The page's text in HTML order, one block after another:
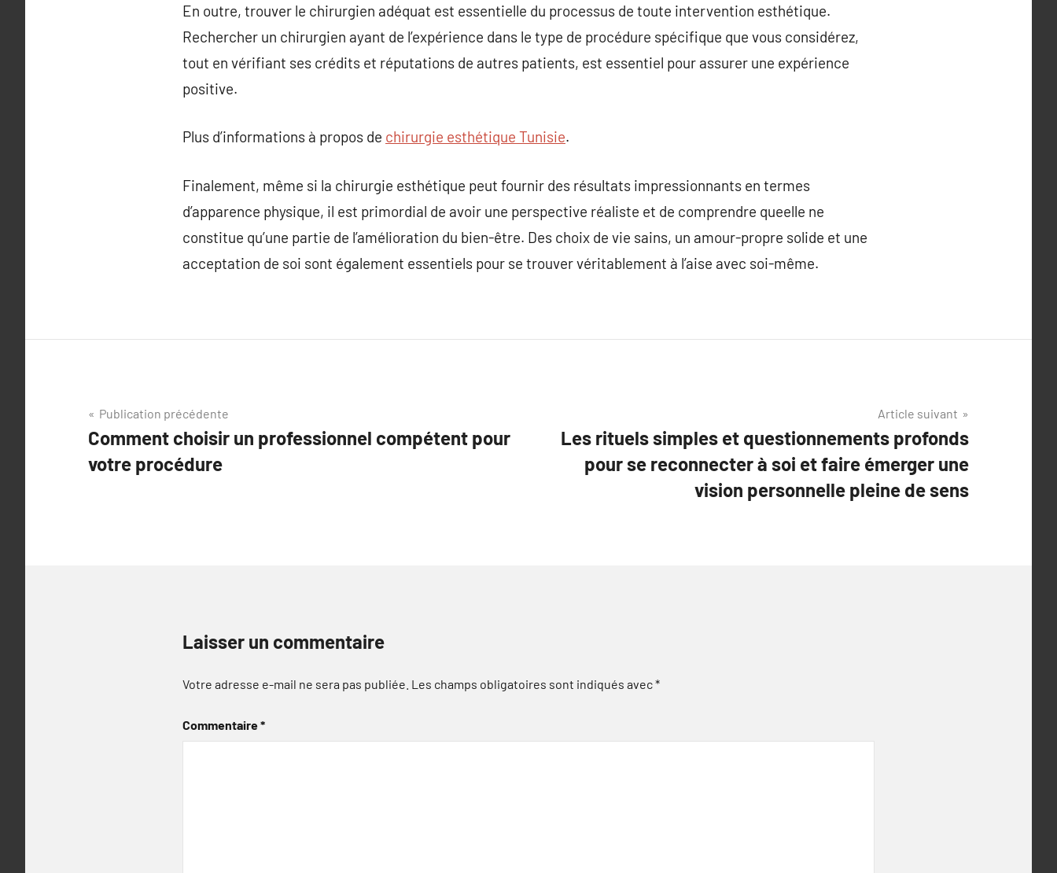
En outre, trouver le chirurgien adéquat est essentielle du processus de toute intervention esthétique.
Rechercher un chirurgien ayant de l’expérience dans le type de procédure spécifique que vous considérez,
tout en vérifiant ses crédits et réputations de autres patients, est essentiel pour assurer une expérience
positive.
Plus d’informations à propos de chirurgie esthétique Tunisie.
Finalement, même si la chirurgie esthétique peut fournir des résultats impressionnants en termes
d’apparence physique, il est primordial de avoir une perspective réaliste et de comprendre queelle ne
constitue qu’une partie de l’amélioration du bien-être. Des choix de vie sains, un amour-propre solide et une
acceptation de soi sont également essentiels pour se trouver véritablement à l’aise avec soi-même.
Navigation
de
l’article
Publication précédente
Comment choisir un professionnel compétent pour
votre procédure
Article suivant
Les rituels simples et questionnements profonds
pour se reconnecter à soi et faire émerger une
vision personnelle pleine de sens
Laisser un commentaire
Votre adresse e-mail ne sera pas publiée. Les champs obligatoires sont indiqués avec*
Commentaire*